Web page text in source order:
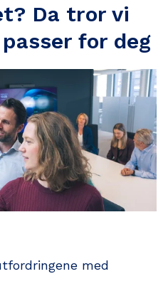
Da tror vi
for deg
med